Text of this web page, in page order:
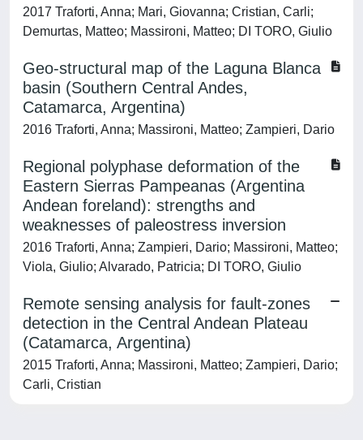
2017 Traforti, Anna; Mari, Giovanna; Cristian, Carli;
Demurtas, Matteo; Massironi, Matteo; DI TORO, Giulio
Geo-structural map of the Laguna Blanca
basin (Southern Central Andes,
Catamarca, Argentina)
2016 Traforti, Anna; Massironi, Matteo; Zampieri, Dario
Regional polyphase deformation of the
Eastern Sierras Pampeanas (Argentina
Andean foreland): strengths and
weaknesses of paleostress inversion
2016 Traforti, Anna; Zampieri, Dario; Massironi, Matteo;
Viola, Giulio; Alvarado, Patricia; DI TORO, Giulio
Remote sensing analysis for fault-zones
detection in the Central Andean Plateau
(Catamarca, Argentina)
2015 Traforti, Anna; Massironi, Matteo; Zampieri, Dario;
Carli, Cristian